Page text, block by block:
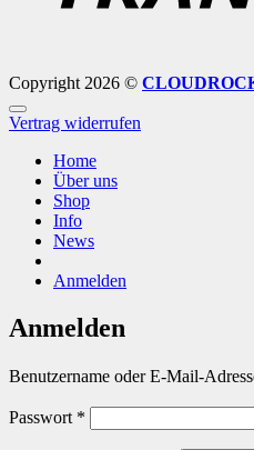
Copyright 2026 ©
Vertrag widerrufen
Home
Über uns
Shop
Info
News
Anmelden
Anmelden
Benutzername oder E-Mail-
Passwort *